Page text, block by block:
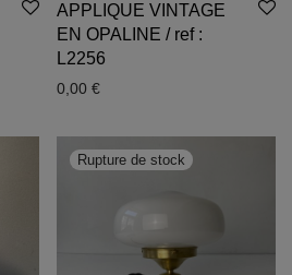
APPLIQUE VINTAGE
EN OPALINE / ref :
L2256
0,00 €